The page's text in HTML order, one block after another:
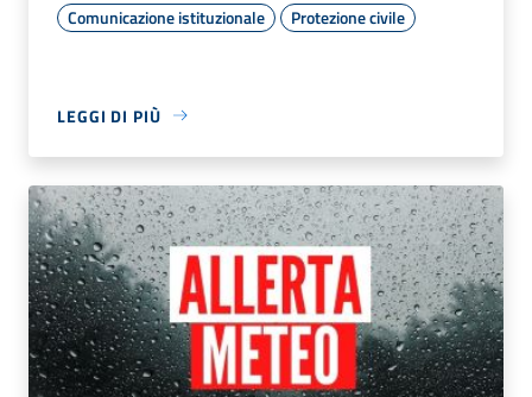
Comunicazione istituzionale Protezione civile
LEGGI DI PIÙ